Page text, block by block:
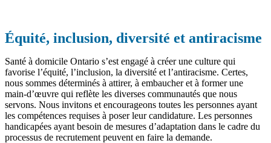
Équité, inclusion, diversité et antiracisme
Santé à domicile Ontario s’est engagé à créerune culture qui
favorise l’équité, l’inclusion, la diversité et l’antiracisme. Certes,
nous sommes déterminés à attirer, à embaucher et à former une
main‑d’œuvre qui reflète les diverses communautés que nous
servons. Nous invitons et encourageons toutes les personnes ayant
les compétences requises à poser leur candidature. Les personnes
handicapées ayant besoin de mesures d’adaptation dans le cadre du
processus de recrutement peuvent en faire la demande.